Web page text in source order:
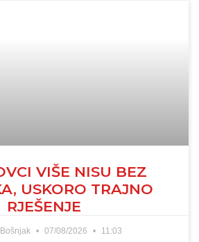
VIŠE NISU BEZ
USKORO TRAJNO
RJEŠENJE
07/08/2026 11:03